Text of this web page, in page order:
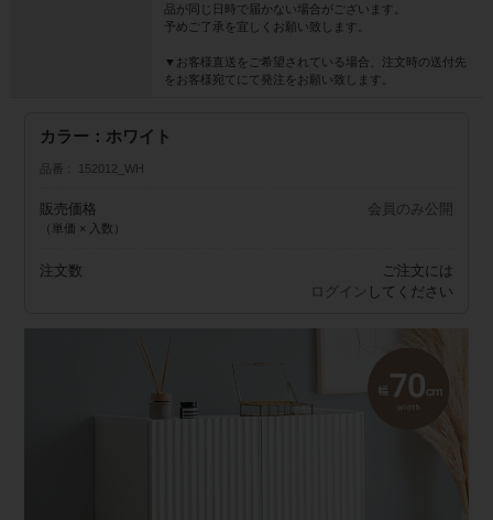
品が同じ日時で届かない場合がございます。
予めご了承を宜しくお願い致します。
▼お客様直送をご希望されている場合、注文時の送付先
をお客様宛てにて発注をお願い致します。
カラー：ホワイト
品番 152012_WH
販売価格
（単価 × 入数）
会員のみ公開
注文数
ご注文には
ログイン してください